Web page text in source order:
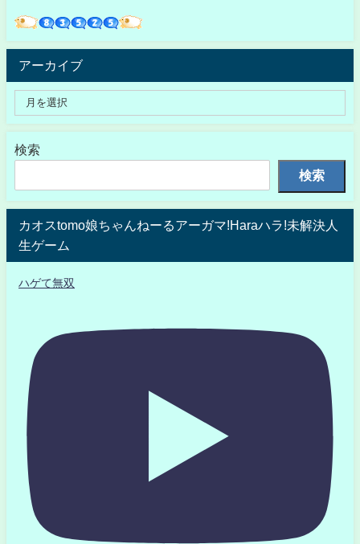
アーカイブ
検索
検索
カオスtomo娘ちゃんねーるアーガマ!Haraハラ!未解決人
生ゲーム
ハゲて無双